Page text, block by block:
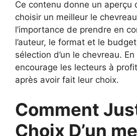
Ce contenu donne un aperçu
choisir un meilleur le
l’importance de prendre en
l’auteur, le format et le
sélection d’un le chevreau.
encourage les lecteurs à
après avoir fait leur choix.
Comment
Choix D’un